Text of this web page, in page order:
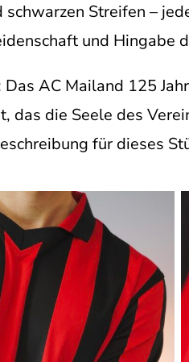
Streifen –
und Hingabe
AC Mailand 125
das die Seele des
für dieses